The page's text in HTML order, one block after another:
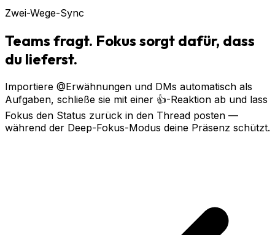
Zwei-Wege-Sync
Teams fragt. Fokus sorgt dafür, dass
du lieferst.
Importiere @Erwähnungen und DMs automatisch als
Aufgaben, schließe sie mit einer 👍-Reaktion ab und lass
Fokus den Status zurück in den Thread posten —
während der Deep-Fokus-Modus deine Präsenz schützt.